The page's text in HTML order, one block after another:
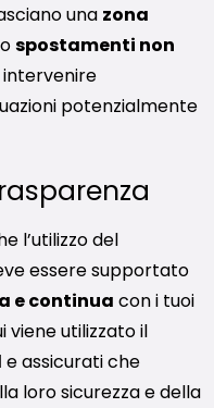
una zona
spostamenti non
potenzialmente
l’utilizzo del
essere supportato
e continua con i tuoi
viene utilizzato il
e assicurati che
loro sicurezza e della